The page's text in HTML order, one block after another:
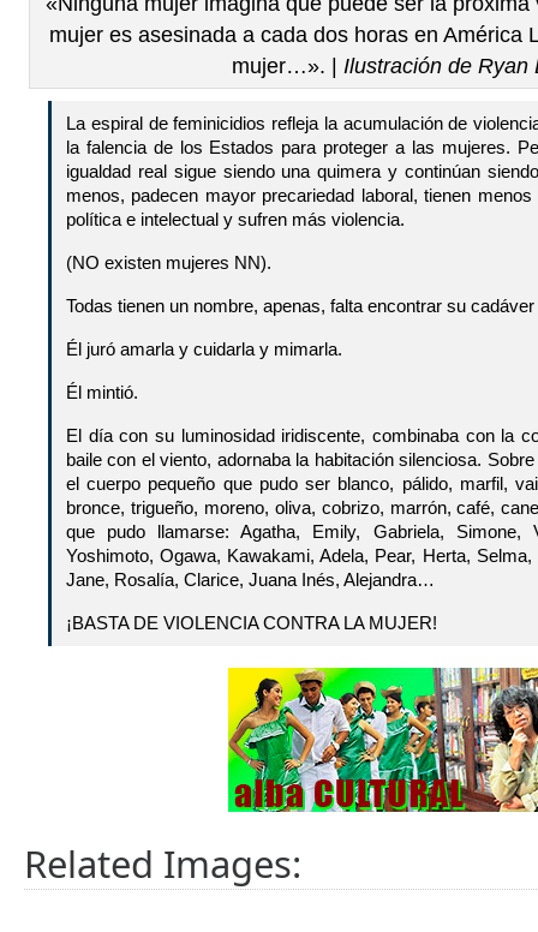
mujer es asesinada a cada dos horas en América
mujer…». |Ilustración de Ryan
La espiral de feminicidios refleja la acumulación de
la falencia de los Estados para proteger a las mujeres.
igualdad real sigue siendo una quimera y continúan
menos, padecen mayor precariedad laboral, tienen
política e intelectual y sufren más violencia.
(NO existen mujeres NN).
Todas tienen un nombre, apenas, falta encontrar su
Él juró amarla y cuidarla y mimarla.
Él mintió.
El día con su luminosidad iridiscente, combinaba con la
baile con el viento, adornaba la habitación silenciosa.
el cuerpo pequeño que pudo ser blanco, pálido, marfil,
bronce, trigueño, moreno, oliva, cobrizo, marrón, café,
que pudo llamarse: Agatha, Emily, Gabriela, Simone,
Yoshimoto, Ogawa, Kawakami, Adela, Pear, Herta, Selma,
Jane, Rosalía, Clarice, Juana Inés, Alejandra…
¡BASTA DE VIOLENCIA CONTRA LA MUJER!
Related Images: